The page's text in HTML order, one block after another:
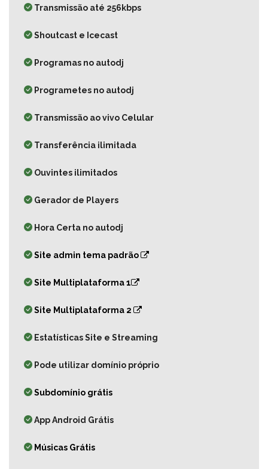
Transmissão até 256kbps
Shoutcast e Icecast
Programas no autodj
Programetes no autodj
Transmissão ao vivo Celular
Transferência ilimitada
Ouvintes ilimitados
Gerador de Players
Hora Certa no autodj
Site admin tema padrão
Site Multiplataforma 1
Site Multiplataforma 2
Estatísticas Site e Streaming
Pode utilizar domínio próprio
Subdomínio grátis
App Android Grátis
Músicas Grátis